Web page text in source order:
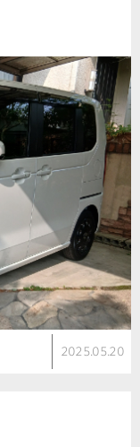
2025.05.20